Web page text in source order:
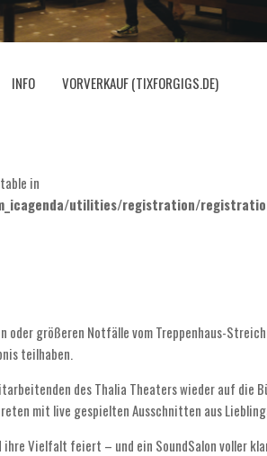
INFO VORVERKAUF (TIXFORGIGS.DE)
in
utilities/registration/
größeren Notfälle vom Treppenhaus-
teilhaben.
des Thalia Theaters wieder auf die
mit live gespielten Ausschnitten aus
ihre Vielfalt feiert – und ein SoundSalon voller